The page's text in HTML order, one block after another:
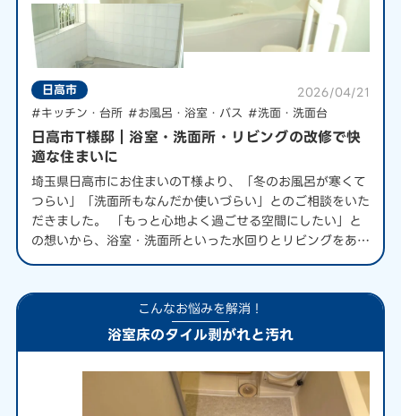
日高市
#キッチン・台所 #お風呂・浴室・バス #洗面・洗面台
2026/04/21
日高市T様邸｜浴室・洗面所・リビングの改修で快
適な住まいに
埼玉県日高市にお住まいのT様より、「冬のお風呂が寒くて
つらい」「洗面所もなんだか使いづらい」とのご相談をいた
だきました。 「もっと心地よく過ごせる空間にしたい」と
の想いから、浴室・洗面所といった水回りとリビングをあわ
こんなお悩みを解消！
浴室床のタイル剥がれと汚れ